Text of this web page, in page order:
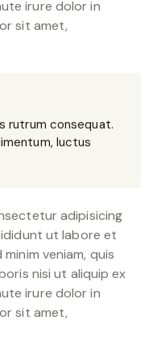
irure dolor in
sit amet,
rutrum consequat.
luctus
adipisicing
ut labore et
veniam, quis
nisi ut aliquip ex
irure dolor in
sit amet,